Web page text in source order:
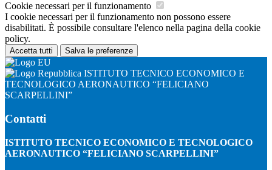
Cookie necessari per il funzionamento
I cookie necessari per il funzionamento non possono essere
disabilitati. È possibile consultare l'elenco nella pagina della cookie
policy.
Accetta tutti Salva le preferenze
ISTITUTO TECNICO ECONOMICO E
TECNOLOGICO AERONAUTICO “FELICIANO
SCARPELLINI”
Contatti
ISTITUTO TECNICO ECONOMICO E TECNOLOGICO
AERONAUTICO “FELICIANO SCARPELLINI”